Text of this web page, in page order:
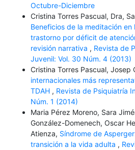
Octubre-Diciembre
Cristina Torres Pascual, Dra,
Beneficios de la meditación
trastorno por déficit de
revisión narrativa , Revista de
Juvenil: Vol. 30 Núm. 4 (2013)
Cristina Torres Pascual, Josep
internacionales más
TDAH , Revista de Psiquiatría
Núm. 1 (2014)
Maria Pérez Moreno, Sara
González-Domenech, Oscar
Atienza, Síndrome de
transición a la vida adulta ,